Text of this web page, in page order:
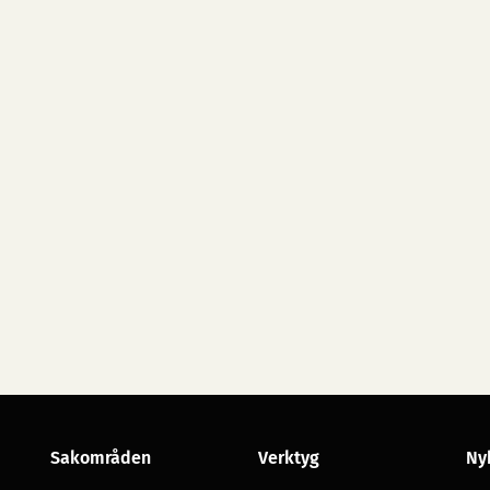
Sakområden
Verktyg